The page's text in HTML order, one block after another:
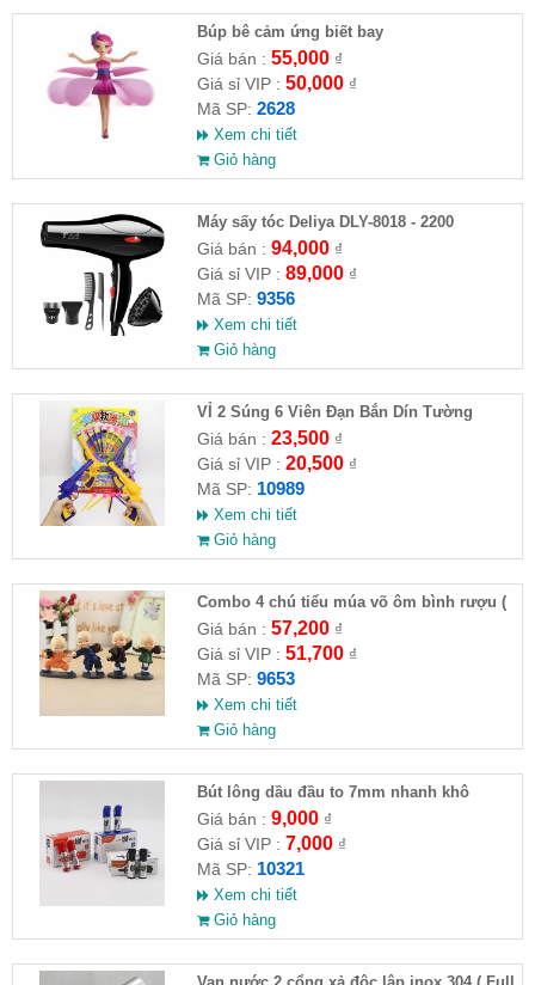
​Búp bê cảm ứng biết bay
Giá bán : 55,000₫
Giá sỉ VIP : 50,000₫
Mã SP: 2628
Xem chi tiết
Giỏ hàng
Máy sấy tóc Deliya DLY-8018 - 2200
Giá bán : 94,000₫
Giá sỉ VIP : 89,000₫
Mã SP: 9356
Xem chi tiết
Giỏ hàng
VỈ 2 Súng 6 Viên Đạn Bắn Dín Tường
Giá bán : 23,500₫
Giá sỉ VIP : 20,500₫
Mã SP: 10989
Xem chi tiết
Giỏ hàng
Combo 4 chú tiểu múa võ ôm bình rượu (
HĐ )
Giá bán : 57,200₫
Giá sỉ VIP : 51,700₫
Mã SP: 9653
Xem chi tiết
Giỏ hàng
Bút lông dầu đầu to 7mm nhanh khô
Giá bán : 9,000₫
Giá sỉ VIP : 7,000₫
Mã SP: 10321
Xem chi tiết
Giỏ hàng